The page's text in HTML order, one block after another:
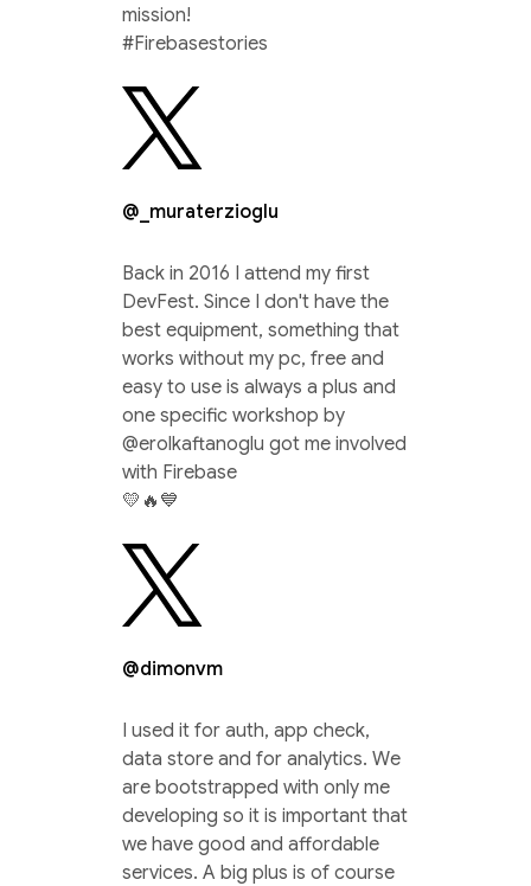
mission!
#Firebasestories
@_muraterzioglu
Back in 2016 I attend my first
DevFest. Since I don't have the
best equipment, something that
works without my pc, free and
easy to use is always a plus and
one specific workshop by
@erolkaftanoglu got me involved
with Firebase
💛🔥💙
@dimonvm
I used it for auth, app check,
data store and for analytics. We
are bootstrapped with only me
developing so it is important that
we have good and affordable
services. A big plus is of course